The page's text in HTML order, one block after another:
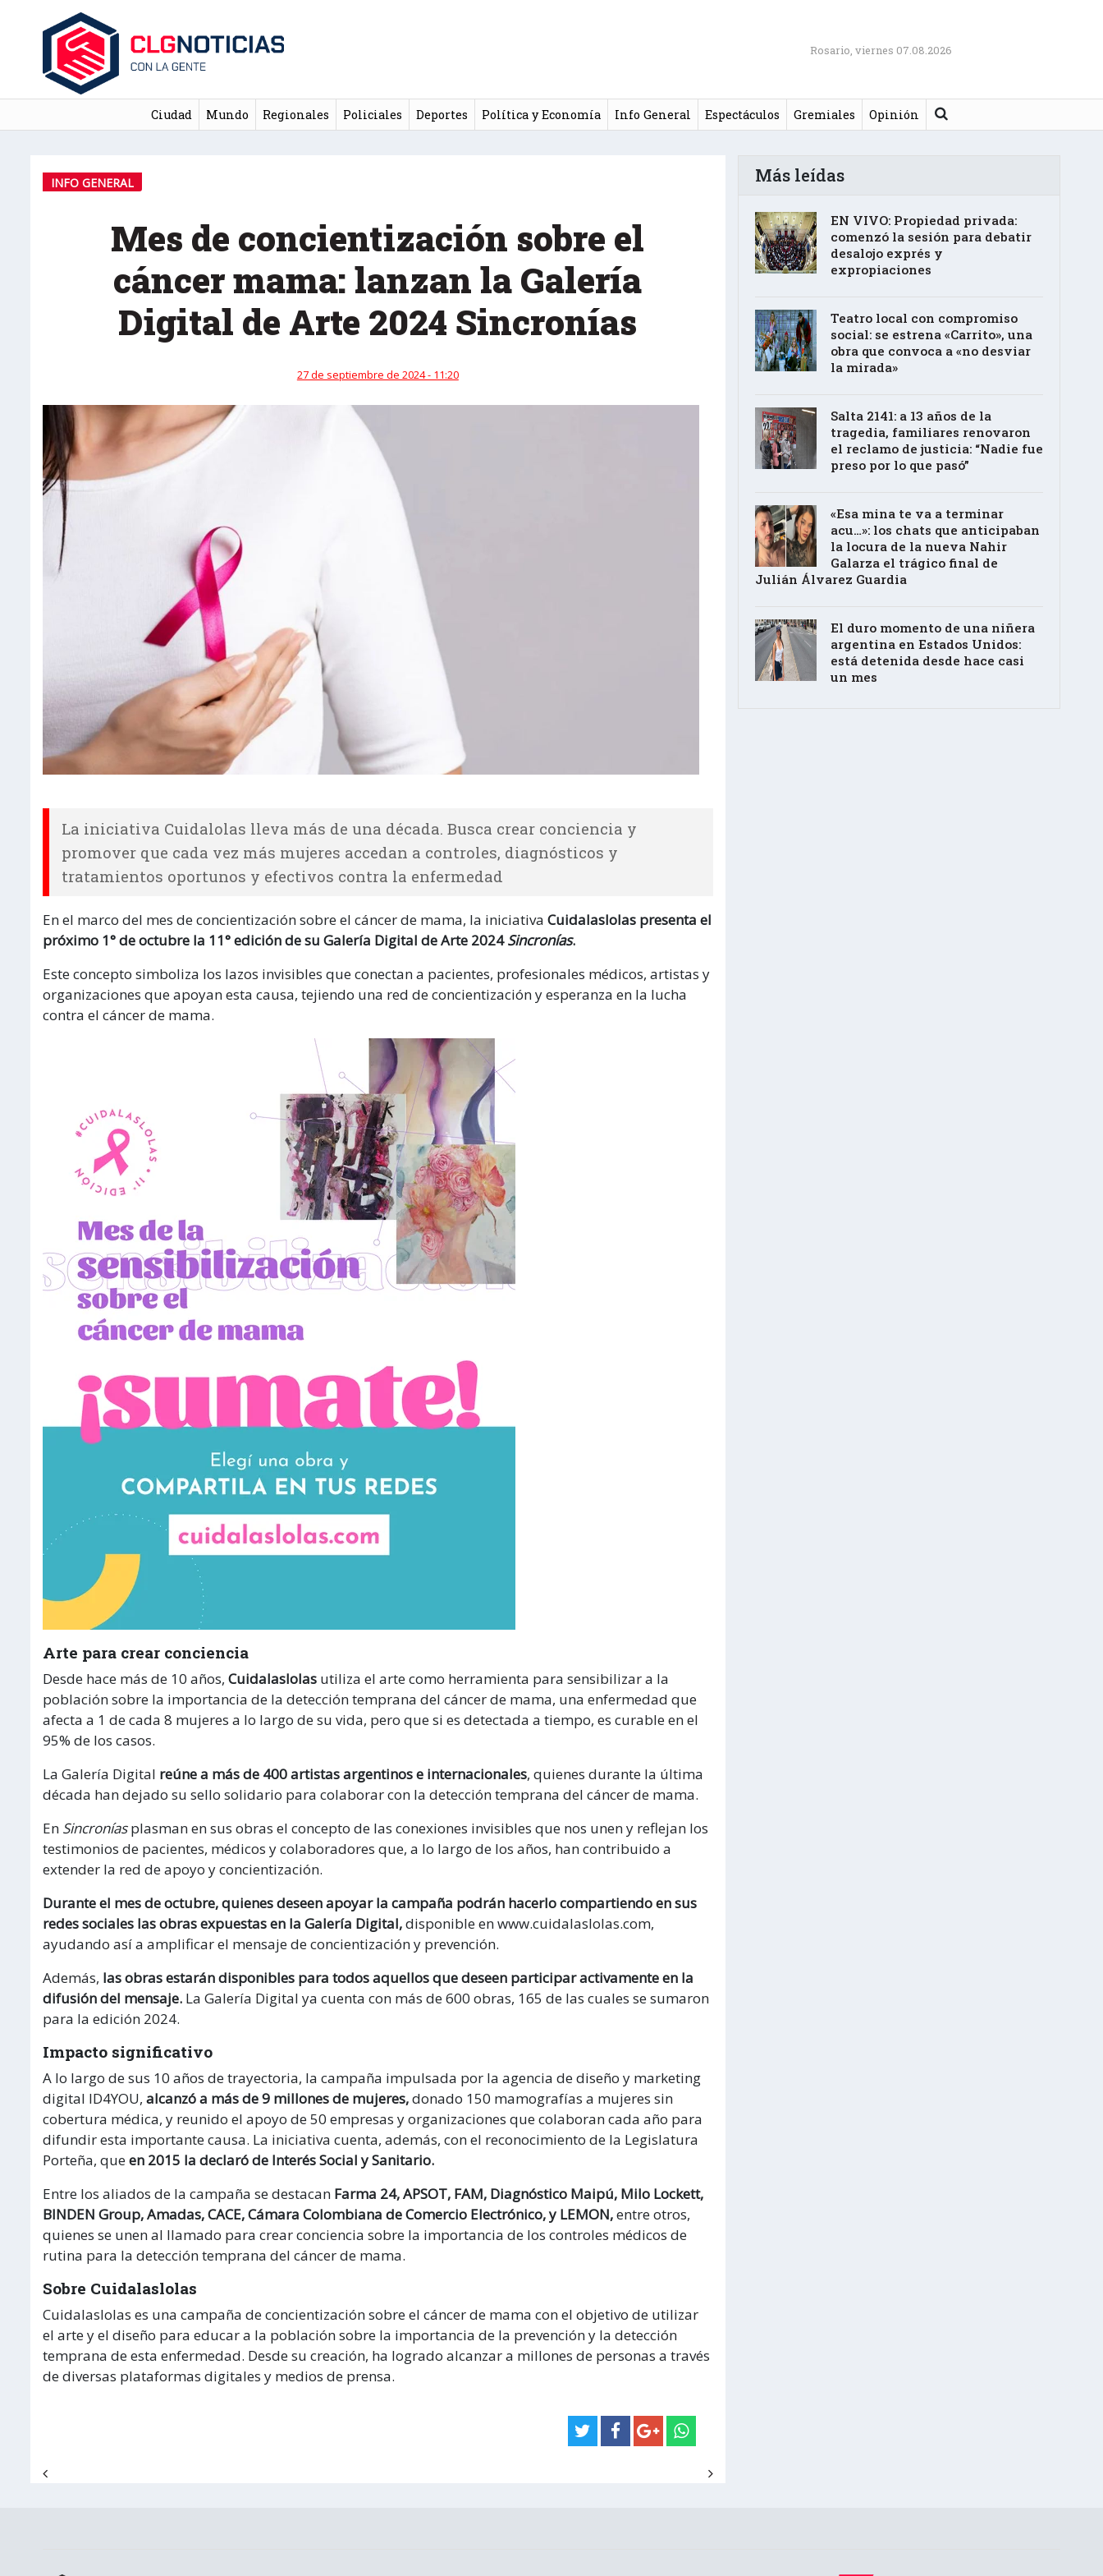
Rosario, viernes 07.08.2026
Ciudad Mundo Regionales Policiales Deportes Política y Economía Info General Espectáculos Gremiales Opinión Buscar
INFO GENERAL
Mes de concientización sobre el
cáncer mama: lanzan la Galería
Digital de Arte 2024 Sincronías
27 de septiembre de 2024 - 11:20
La iniciativa Cuidalolas lleva más de una década. Busca crear conciencia y
promover que cada vez más mujeres accedan a controles, diagnósticos y
tratamientos oportunos y efectivos contra la enfermedad
En el marco del mes de concientización sobre el cáncer de mama, la iniciativa Cuidalaslolas presenta el
próximo 1° de octubre la 11° edición de su Galería Digital de Arte 2024Sincronías.
Este concepto simboliza los lazos invisibles que conectan a pacientes, profesionales médicos, artistas y
organizaciones que apoyan esta causa, tejiendo una red de concientización y esperanza en la lucha
contra el cáncer de mama.
Arte para crear conciencia
Desde hace más de 10 años, Cuidalaslolas utiliza el arte como herramienta para sensibilizar a la
población sobre la importancia de la detección temprana del cáncer de mama, una enfermedad que
afecta a 1 de cada 8 mujeres a lo largo de su vida, pero que si es detectada a tiempo, es curable en el
95% de los casos.
La Galería Digital reúne a más de 400 artistas argentinos e internacionales, quienes durante la última
década han dejado su sello solidario para colaborar con la detección temprana del cáncer de mama.
En Sincroníasplasman en sus obras el concepto de las conexiones invisibles que nos unen y reflejan los
testimonios de pacientes, médicos y colaboradores que, a lo largo de los años, han contribuido a
extender la red de apoyo y concientización.
Durante el mes de octubre, quienes deseen apoyar la campaña podrán hacerlo compartiendo en sus
redes sociales las obras expuestas en la Galería Digital,disponible en www.cuidalaslolas.com,
ayudando así a amplificar el mensaje de concientización y prevención.
Además, las obras estarán disponibles para todos aquellos que deseen participar activamente en la
difusión del mensaje. La Galería Digital ya cuenta con más de 600 obras, 165 de las cuales se sumaron
para la edición 2024.
Impacto significativo
A lo largo de sus 10 años de trayectoria, la campaña impulsada por la agencia de diseño y marketing
digital ID4YOU, alcanzó a más de 9 millones de mujeres,donado 150 mamografías a mujeres sin
cobertura médica, y reunido el apoyo de 50 empresas y organizaciones que colaboran cada año para
difundir esta importante causa. La iniciativa cuenta, además, con el reconocimiento de la Legislatura
Porteña, queen 2015 la declaró de Interés Social y Sanitario.
Entre los aliados de la campaña se destacan Farma 24, APSOT, FAM, Diagnóstico Maipú, Milo Lockett,
BINDEN Group, Amadas, CACE, Cámara Colombiana de Comercio Electrónico, y LEMON,entre otros,
quienes se unen al llamado para crear conciencia sobre la importancia de los controles médicos de
rutina para la detección temprana del cáncer de mama.
Sobre Cuidalaslolas
Cuidalaslolas es una campaña de concientización sobre el cáncer de mama con el objetivo de utilizar
el arte y el diseño para educar a la población sobre la importancia de la prevención y la detección
temprana de esta enfermedad. Desde su creación, ha logrado alcanzar a millones de personas a través
de diversas plataformas digitales y medios de prensa.
Más leídas
EN VIVO: Propiedad privada:
comenzó la sesión para debatir
desalojo exprés y
expropiaciones
Teatro local con compromiso
social: se estrena «Carrito», una
obra que convoca a «no desviar
la mirada»
Salta 2141: a 13 años de la
tragedia, familiares renovaron
el reclamo de justicia: “Nadie fue
preso por lo que pasó”
«Esa mina te va a terminar
acu…»: los chats que anticipaban
la locura de la nueva Nahir
Galarza el trágico final de
Julián Álvarez Guardia
El duro momento de una niñera
argentina en Estados Unidos:
está detenida desde hace casi
un mes